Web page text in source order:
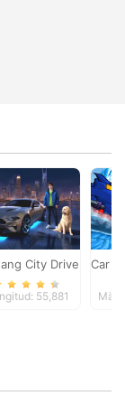
City Driver
55,881
Car